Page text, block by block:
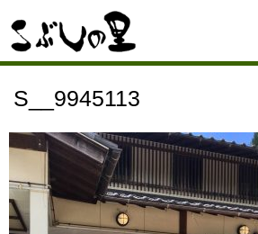
S__9945113